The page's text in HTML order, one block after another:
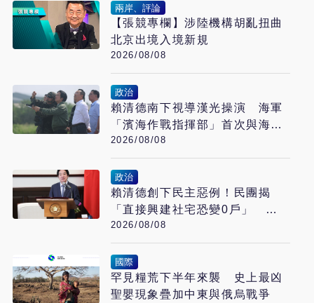
兩岸、評論
【張競專欄】涉陸機構胡亂扭曲
北京出境入境新規
2026/08/08
政治
賴清德南下視導漢光操演 海軍
「濱海作戰指揮部」首次與海巡
聯合操演
2026/08/08
政治
賴清德創下民主惡例！民團揭
「直接興建社宅恐變0戶」 劉
世芳駁：以偏概全
2026/08/08
國際
罕見糧荒下半年來襲 史上最凶
聖嬰現象疊加中東與俄烏戰爭